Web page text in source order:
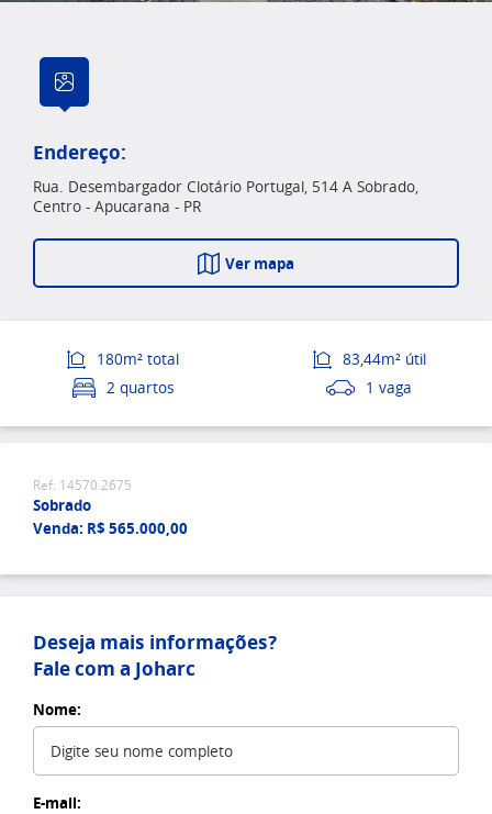
Endereço:
Rua. Desembargador Clotário Portugal, 514 A Sobrado,
Centro - Apucarana - PR
Ver mapa
180m² total
83,44m² útil
2 quartos
1 vaga
Ref: 14570.2675
Sobrado
Venda: R$ 565.000,00
Deseja mais informações?
Fale com a Joharc
Nome:
E-mail: